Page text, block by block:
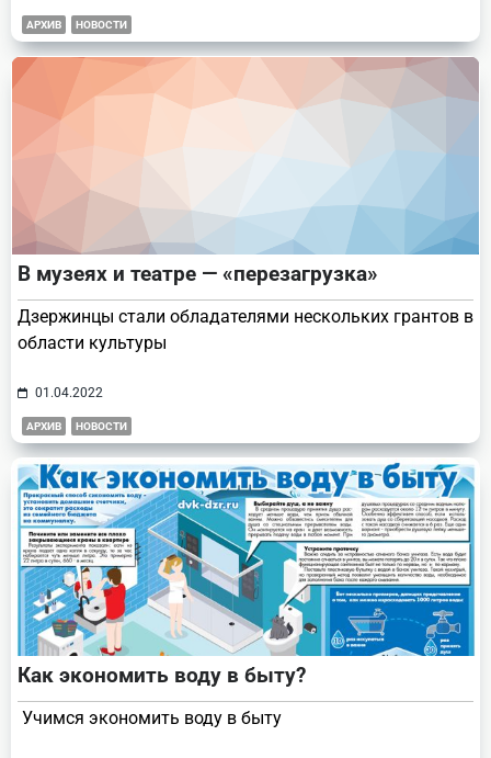
АРХИВ НОВОСТИ
В музеях и театре — «перезагрузка»
Дзержинцы стали обладателями нескольких грантов в
области культуры
01.04.2022
АРХИВ НОВОСТИ
Как экономить воду в быту?
Учимся экономить воду в быту